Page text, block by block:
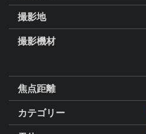
撮影地
撮影機材
焦点距離
カテゴリー